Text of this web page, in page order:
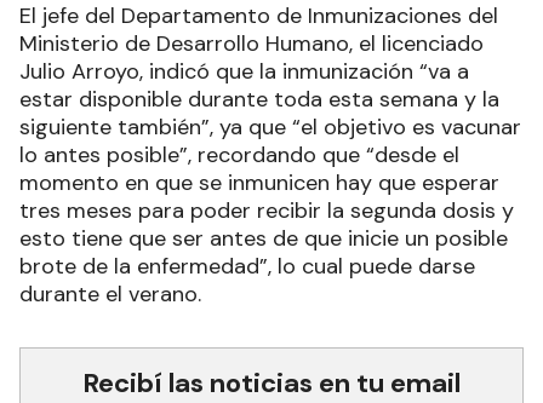
El jefe del Departamento de Inmunizaciones del
Ministerio de Desarrollo Humano, el licenciado
Julio Arroyo, indicó que la inmunización “va a
estar disponible durante toda esta semana y la
siguiente también”, ya que “el objetivo es vacunar
lo antes posible”, recordando que “desde el
momento en que se inmunicen hay que esperar
tres meses para poder recibir la segunda dosis y
esto tiene que ser antes de que inicie un posible
brote de la enfermedad”, lo cual puede darse
durante el verano.
Recibí las noticias en tu email